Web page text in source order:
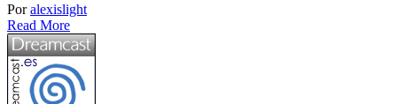
Poralexislight
Read More